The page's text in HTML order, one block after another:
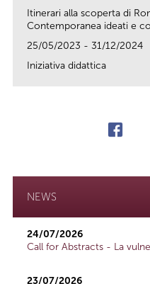
Itinerari alla scoperta di
Contemporanea ideati e
25/05/2023 - 31/12/2024
Iniziativa didattica
NEWS
24/07/2026
Call for Abstracts - La
23/07/2026